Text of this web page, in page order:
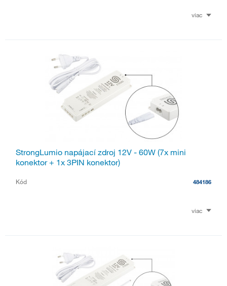
viac
StrongLumio napájací zdroj 12V - 60W (7x mini
konektor + 1x 3PIN konektor)
Kód 484186
viac